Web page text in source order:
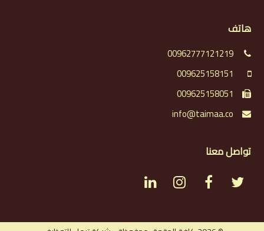
هاتف
00962777121219
009625158151
009625158051
info@taimaa.co
تواصل معنا
I
L